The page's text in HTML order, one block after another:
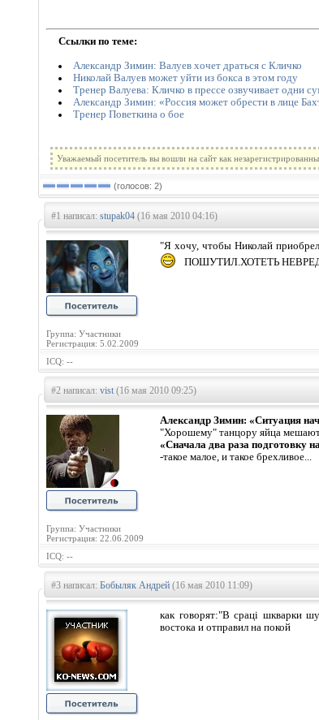
Ссылки по теме:
Александр Зимин: Валуев хочет драться с Кличко
Николай Валуев может уйти из бокса в этом году
Тренер Валуева: Кличко в прессе озвучивает одни
Александр Зимин: «Россия может обрести в лице
Тренер Поветкина о бое
Уважаемый посетитель вы вошли на сайт как
(голосов: 2)
#1 написал: stupak04 (16 мая 2010 04:16)
Группа: Участники
Регистрация: 5.02.2009
"Я хочу, чтобы Николай приобрел
ПОШУТИЛ.ХОТЕТЬ
ICQ: --
#2 написал: vist(16 мая 2010 09:25)
Группа: Участники
Регистрация: 22.06.2009
Александр Зимин: «Ситуация
"Хорошему" танцору яйца
«Сначала два раза подготовку
-такое малое, и такое брехливое...
ICQ: --
#3 написал: Бобыляк Андрей (16 мая 2010 11:09)
как говорят:"В сраці шкварки
востока и отправил на покой